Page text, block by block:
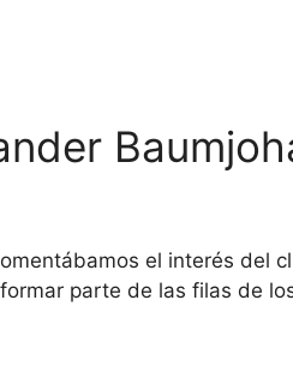
el interés del
parte de las filas de